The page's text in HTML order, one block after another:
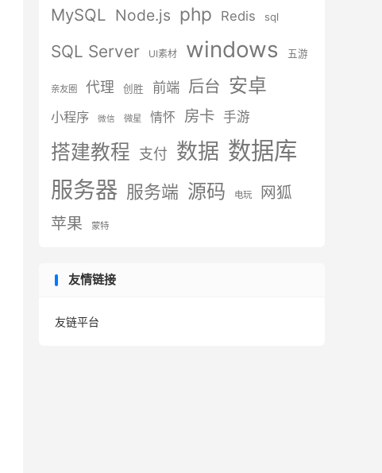
MySQL Node.js php Redis sql
SQL Server UI素材 windows 五游
亲友圈 代理 创胜 前端 后台 安卓
小程序 微信 微星 情怀 房卡 手游
搭建教程 支付 数据 数据库
服务器 服务端 源码 电玩
网狐
苹果
蒙特
友情链接
友链平台